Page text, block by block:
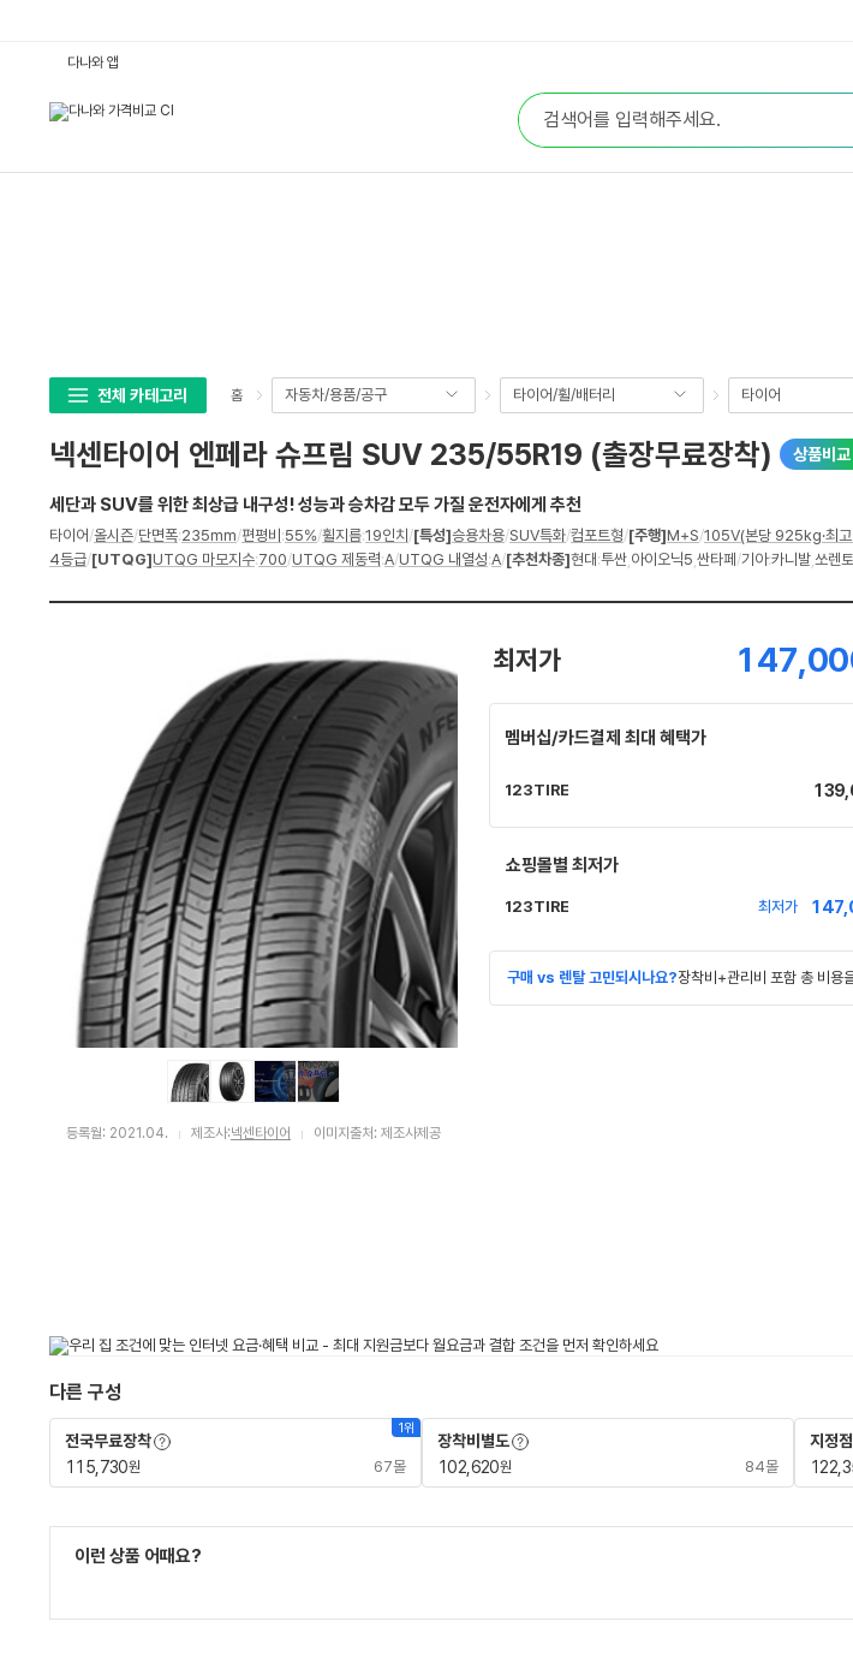
합
검
색
다나와 앱
전체 카테고리 홈 자동차/용품/공구 타이어/휠/배터리 타이어
넥센타이어 엔페라 슈프림 SUV 235/55R19 (출장무료장착) 상품비교
세단과 SUV를 위한 최상급 내구성! 성능과 승차감 모두 가질 운전자에게 추천
상
세
스
타이어 /올시즌/단면폭:235mm/편평비 :55%/휠지름:19인치 /[특성]승용차용/SUV특화/컴포트형/[주행]M+S/105V(본당 925kg·최
4등급/[UTQG]UTQG 마모지수:700/UTQG 제동력:A/UTQG 내열성:A/[추천차종]현대 :투싼 아이오닉5 싼타페 /기아:카니발 쏘렌토
등록월: 2021.04. 제조사:넥센타이어 이미지출처: 제조사제공
최저가
멤버십/카드결제 최대 혜택가
123TIRE
이
버
쇼핑몰별 최저가
123TIRE
버
페
최저가
구매 vs 렌탈 고민되시나요?장착비+관리비 포함 총 비용
다른 구성
1위
전국무료장착용어사전 레이어 보기
115,730원 67몰
장착비별도용어사전 레이어 보기
102,620원 84몰
지정
이런 상품 어때요?